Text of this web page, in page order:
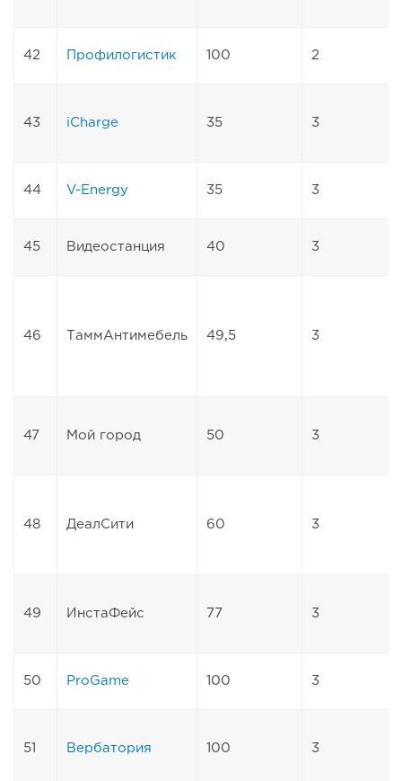
42 Профилогистик 100 2
43 iCharge 35 3
44 V-Energy 35 3
45 Видеостанция 40 3
46 ТаммАнтимебель 49,5 3
47 Мой город 50 3
48 ДеалСити 60 3
49 ИнстаФейс 77 3
50 ProGame 100 3
51 Вербатория 100 3